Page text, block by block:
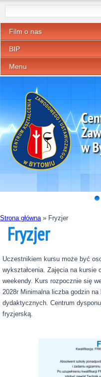
Film o nas
BIP
Menu
Strona główna» Fryzjer
Fryzjer
Uczestnikiem kursu może być
wykształcenia. Zajęcia na kursie
weekendy. Kurs rozpocznie się
2028r Minimalna liczba godzin
dydaktycznych. Centrum
fryzjerską.